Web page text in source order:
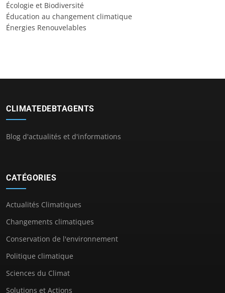
Écologie et Biodiversité
Éducation au changement climatique
Énergies Renouvelables
CLIMATEDEBTAGENTS
Blog d'actualités et d'informations
CATÉGORIES
Actualités Climatiques
Changements climatiques
Conservation de l'environnement
Politique climatique
Sciences du Climat
Solutions et Actions